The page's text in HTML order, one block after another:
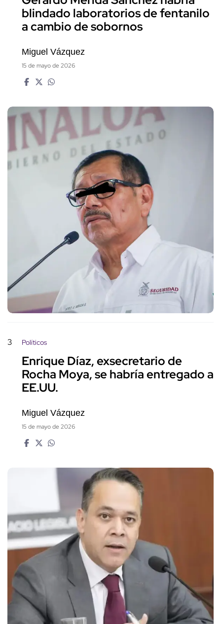
blindado laboratorios de fentanilo
a cambio de sobornos
Miguel Vázquez
15 de mayo de 2026
3 Políticos
Enrique Díaz, exsecretario de
Rocha Moya, se habría entregado a
EE.UU.
Miguel Vázquez
15 de mayo de 2026